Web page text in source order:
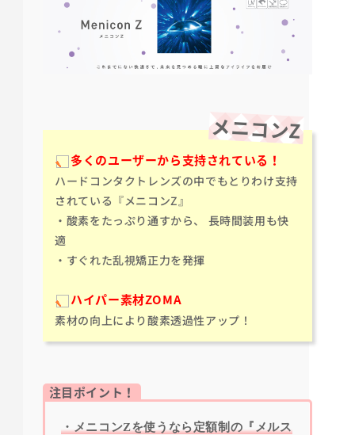
メニコンZ
多くのユーザーから支持されている！
ハードコンタクトレンズの中でもとりわけ支持
されている『メニコンZ』
・酸素をたっぷり通すから、 長時間装用も快
適
・すぐれた乱視矯正力を発揮
ハイパー素材ZOMA
素材の向上により酸素透過性アップ！
注目ポイント！
・メニコンZを使うなら定額制の『メルス